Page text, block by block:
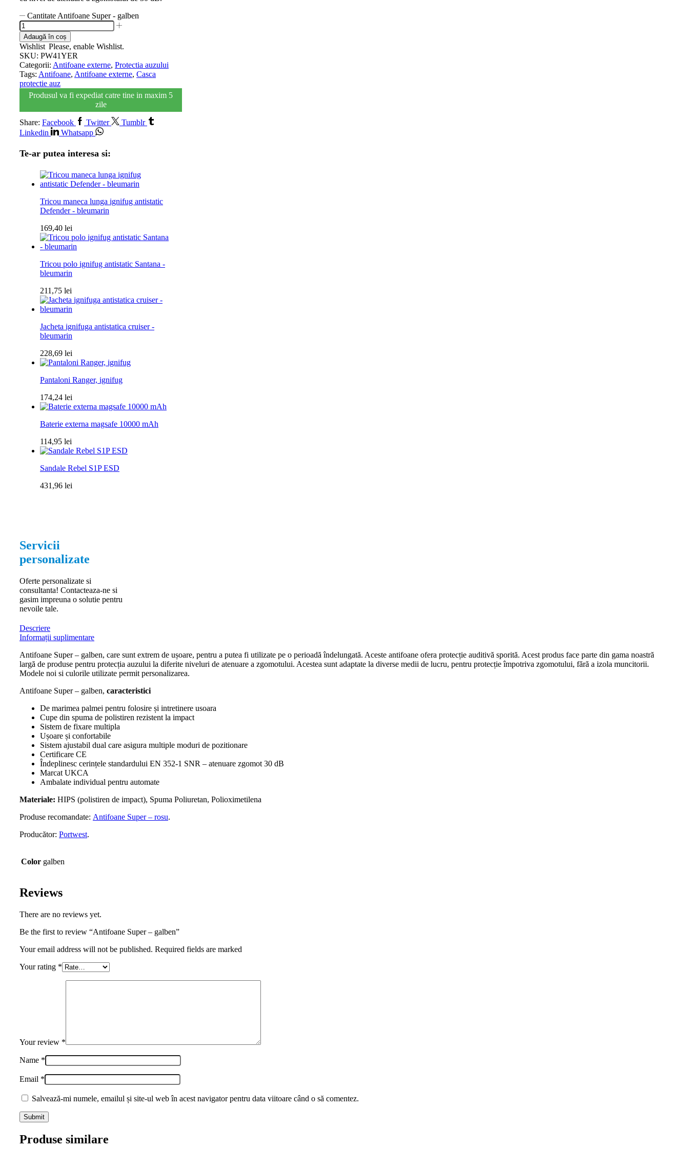
Cantitate Antifoane Super - galben
Adaugă în coș
Wishlist Please, enable Wishlist.
SKU: PW41YER
Categorii: Antifoane externe, Protectia auzului
Tags: Antifoane, Antifoane externe, Casca
protectie auz
Produsul va fi expediat catre tine in maxim 5
zile
Share: Facebook Twitter
Tumblr
Linkedin
Whatsapp
Te-ar putea interesa si:
Tricou maneca lunga ignifug antistatic
Defender - bleumarin
169,40 lei
Tricou polo ignifug antistatic Santana -
bleumarin
211,75 lei
Jacheta ignifuga antistatica cruiser -
bleumarin
228,69 lei
Pantaloni Ranger, ignifug
174,24 lei
Baterie externa magsafe 10000 mAh
114,95 lei
Sandale Rebel S1P ESD
431,96 lei
Servicii
personalizate
Oferte personalizate si
consultanta! Contacteaza-ne si
gasim impreuna o solutie pentru
nevoile tale.
Descriere
Informații suplimentare
Antifoane Super – galben, care sunt extrem de ușoare, pentru a putea fi utilizate pe o perioadă îndelungată. Aceste antifoane ofera protecție auditivă sporită. Acest produs face parte din gama noastră
largă de produse pentru protecția auzului la diferite niveluri de atenuare a zgomotului. Acestea sunt adaptate la diverse medii de lucru, pentru protecție împotriva zgomotului, fără a izola muncitorii.
Modele noi si culorile utilizate permit personalizarea.
Antifoane Super – galben, caracteristici
De marimea palmei pentru folosire și intretinere usoara
Cupe din spuma de polistiren rezistent la impact
Sistem de fixare multipla
Ușoare și confortabile
Sistem ajustabil dual care asigura multiple moduri de pozitionare
Certificare CE
Îndeplinesc cerințele standardului EN 352-1 SNR – atenuare zgomot 30 dB
Marcat UKCA
Ambalate individual pentru automate
Materiale: HIPS (polistiren de impact), Spuma Poliuretan, Polioximetilena
Produse recomandate: Antifoane Super – rosu.
Producător: Portwest.
Color galben
Reviews
There are no reviews yet.
Be the first to review “Antifoane Super – galben”
Your email address will not be published. Required fields are marked
Your rating *
Your review *
Name *
Email *
Salvează-mi numele, emailul și site-ul web în acest navigator pentru data viitoare când o să comentez.
Produse similare